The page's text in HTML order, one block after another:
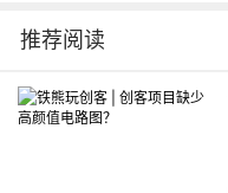
推荐阅读